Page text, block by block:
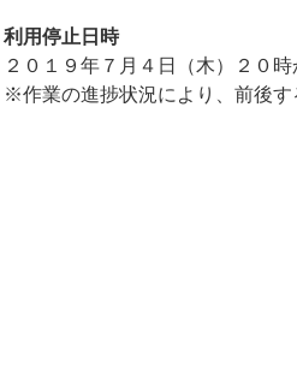
利用停止日時
２０１９年７月４日（木）２０
※作業の進捗状況により、前後す